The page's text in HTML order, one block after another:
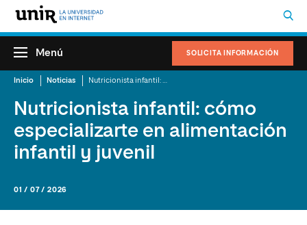
SOLICITA INFORMACIÓN
Menú
Inicio Noticias
Nutricionista infantil: cómo
especializarte en alimentación
infantil y juvenil
01 / 07 / 2026